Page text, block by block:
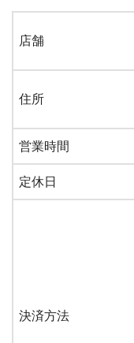
店舗
住所
営業時間
定休日
決済方法